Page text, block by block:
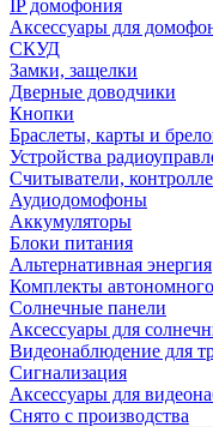
IP домофония
Аксессуары для
СКУД
Замки, защелки
Дверные доводчики
Кнопки
Браслеты, карты и
Устройства
Считыватели,
Аудиодомофоны
Аккумуляторы
Блоки питания
Альтернативная энергия
Комплекты
Солнечные панели
Аксессуары для
Видеонаблюдение для
Сигнализация
Аксессуары для
Снято с производства